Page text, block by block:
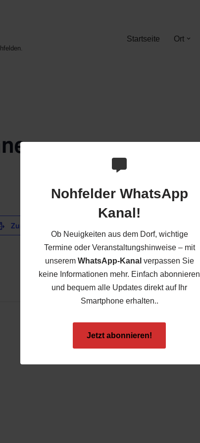
Nohfelder WhatsApp
Kanal!
Ob Neuigkeiten aus dem Dorf, wichtige
Termine oder Veranstaltungshinweise – mit
unserem WhatsApp-Kanal verpassen Sie
keine Informationen mehr. Einfach abonnieren
und bequem alle Updates direkt auf Ihr
Smartphone erhalten..
Jetzt abonnieren!
Startseite Ort
Zum Kalender hinzufügen
DETAILS
Datum:
21. Oktober
Zeit:
00:00